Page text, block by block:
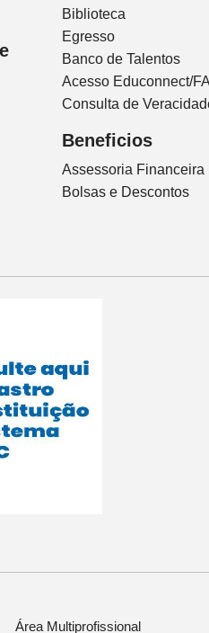
Biblioteca
Egresso
Banco de Talentos
Acesso Educonnect/
Consulta de
Beneficios
Assessoria Financeira
Bolsas e Descontos
Área Multiprofissional